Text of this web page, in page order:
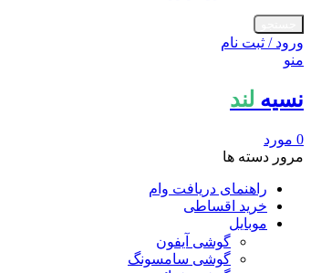
ورود / ثبت نام
منو
نسیه لند
0 مورد
مرور دسته ها
راهنمای دریافت وام
خرید اقساطی
موبایل
گوشی آیفون
گوشی سامسونگ